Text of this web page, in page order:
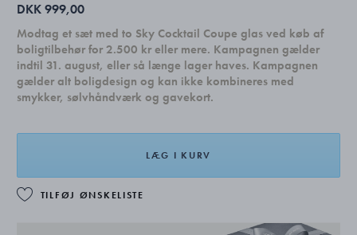
DKK 999,00
Modtag et sæt med to Sky Cocktail Coupe glas ved køb af
boligtilbehør for 2.500 kr eller mere. Kampagnen gælder
indtil 31. august, eller så længe lager haves. Kampagnen
gælder alt boligdesign og kan ikke kombineres med
smykker, sølvhåndværk og gavekort.
LÆG I KURV
TILFØJ ØNSKELISTE